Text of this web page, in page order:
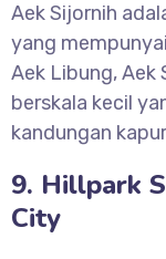
Aek Sijornih
yang
Aek Libung, Aek
berskala kecil
kandungan
9. Hillpark
City